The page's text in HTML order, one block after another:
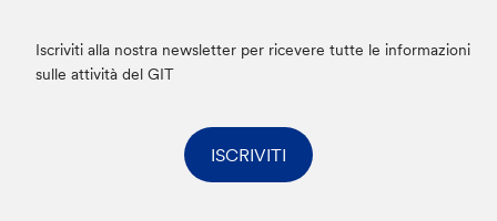
Iscriviti alla nostra newsletter per ricevere tutte le informazioni
sulle attività del GIT
ISCRIVITI